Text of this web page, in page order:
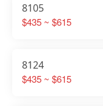
8105
$435 ~ $615
8124
$435 ~ $615